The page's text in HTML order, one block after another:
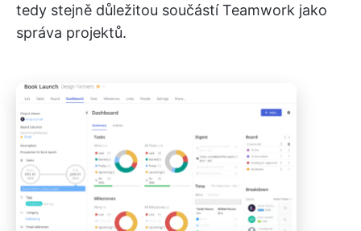
tedy stejně důležitou součástí Teamwork jako
správa projektů.